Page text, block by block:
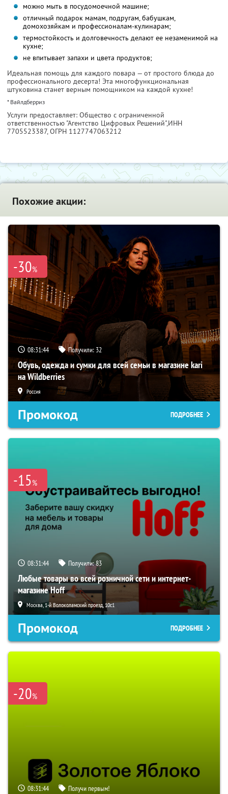
можно мыть в посудомоечной машине;
отличный подарок мамам, подругам, бабушкам,
домохозяйкам и профессионалам-кулинарам;
термостойкость и долговечность делают ее незаменимой на
кухне;
не впитывает запахи и цвета продуктов;
Идеальная помощь для каждого повара — от простого блюда до
профессионального десерта! Эта многофункциональная
штуковина станет верным помощником на каждой кухне!
* Вайлдберриз
Услуги предоставляет: Общество с ограниченной
ответственностью "Агентство Цифровых Решений",ИНН
7705523387, ОГРН 1127747063212
Похожие акции:
-30%
08:31:43 Получили: 32
Обувь, одежда и сумки для всей семьи в магазине kari
на Wildberries
Россия
Промокод ПОДРОБНЕЕ
-15%
08:31:43 Получили:83
Любые товары во всей розничной сети и интернет-
магазине Hoff
Москва, 1-й Волоколамский проезд, 10с1
Промокод ПОДРОБНЕЕ
-20%
08:31:43 Получи первым!